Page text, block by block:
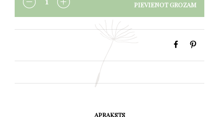
DAUDZUMS PIEVIENOT GROZAM
APRAKSTS